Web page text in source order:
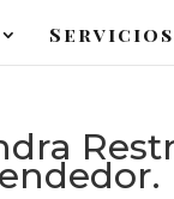
Servicios